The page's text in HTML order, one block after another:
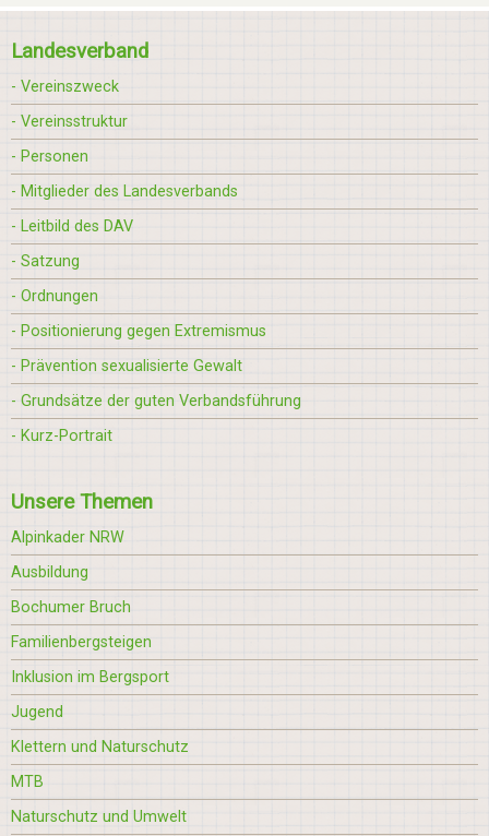
Landesverband
- Vereinszweck
- Vereinsstruktur
- Personen
- Mitglieder des Landesverbands
- Leitbild des DAV
- Satzung
- Ordnungen
- Positionierung gegen Extremismus
- Prävention sexualisierte Gewalt
- Grundsätze der guten Verbandsführung
- Kurz-Portrait
Unsere Themen
Alpinkader NRW
Ausbildung
Bochumer Bruch
Familienbergsteigen
Inklusion im Bergsport
Jugend
Klettern und Naturschutz
MTB
Naturschutz und Umwelt